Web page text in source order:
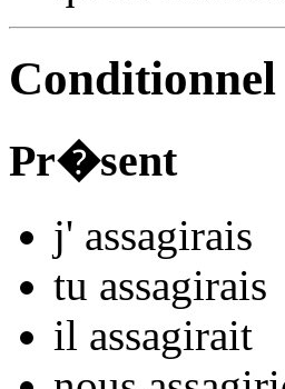
Conditionnel
Pr�sent
j' assagirais
tu assagirais
il assagirait